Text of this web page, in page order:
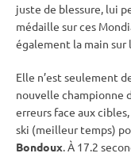
juste de blessure, lui
médaille sur ces
également la main
Elle n’est seulement
nouvelle championne
erreurs face aux
ski (meilleur temps)
Bondoux. À 17.2